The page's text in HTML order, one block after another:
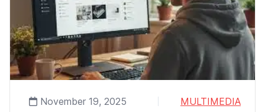
November 19, 2025 MULTIMEDIA